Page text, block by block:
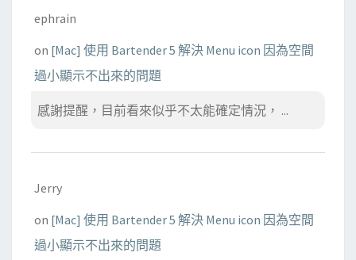
ephrain
on [Mac] 使用 Bartender 5 解決 Menu icon 因為空間
過小顯示不出來的問題
感謝提醒，目前看來似乎不太能確定情況， ...
Jerry
on [Mac] 使用 Bartender 5 解決 Menu icon 因為空間
過小顯示不出來的問題